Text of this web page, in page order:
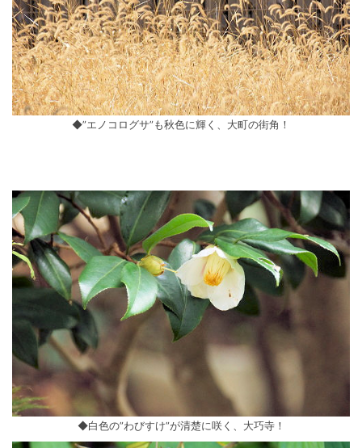
◆”エノコログサ”も秋色に輝く、大町の街角！
◆白色の”わびすけ”が清楚に咲く、大巧寺！